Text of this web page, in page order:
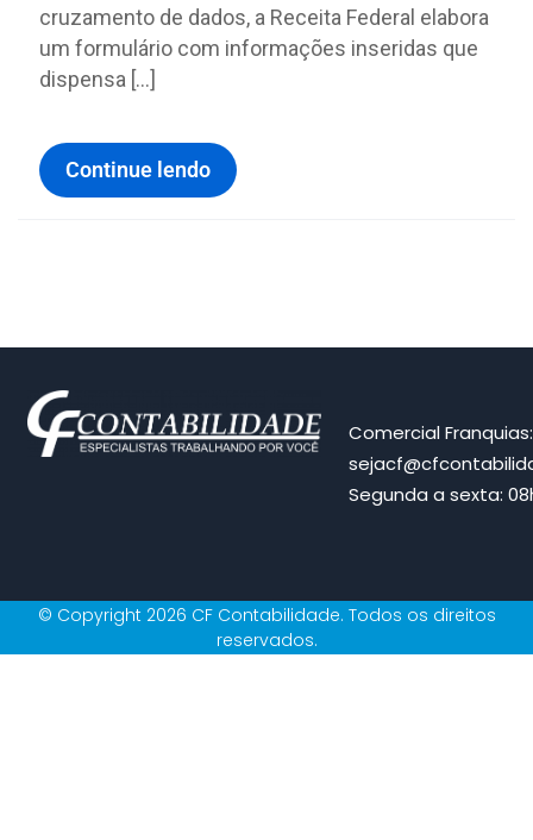
cruzamento de dados, a Receita Federal elabora
um formulário com informações inseridas que
dispensa […]
Continue lendo
Comercial
Segunda a sexta:
© Copyright 2026 CF Contabilidade. Todos os direitos
reservados.